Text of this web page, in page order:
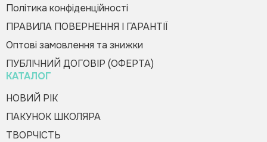
Оформити замовлення
Політика конфіденційності
ПРАВИЛА ПОВЕРНЕННЯ І ГАРАНТІЇ
Оптові замовлення та знижки
ПУБЛІЧНИЙ ДОГОВІР (ОФЕРТА)
КАТАЛОГ
НОВИЙ РІК
ПАКУНОК ШКОЛЯРА
ТВОРЧІСТЬ